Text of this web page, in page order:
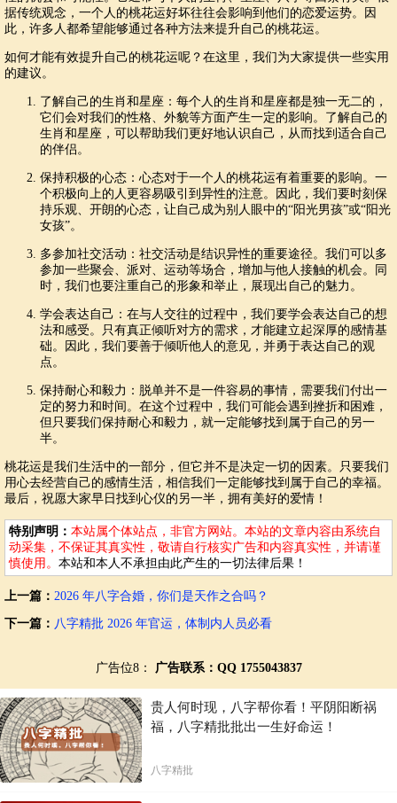
据传统观念，一个人的桃花运好坏往往会影响到他们的恋爱运势。因
此，许多人都希望能够通过各种方法来提升自己的桃花运。
如何才能有效提升自己的桃花运呢？在这里，我们为大家提供一些实用
的建议。
了解自己的生肖和星座：每个人的生肖和星座都是独一无二的，
它们会对我们的性格、外貌等方面产生一定的影响。了解自己的
生肖和星座，可以帮助我们更好地认识自己，从而找到适合自己
的伴侣。
保持积极的心态：心态对于一个人的桃花运有着重要的影响。一
个积极向上的人更容易吸引到异性的注意。因此，我们要时刻保
持乐观、开朗的心态，让自己成为别人眼中的“阳光男孩”或“阳光
女孩”。
多参加社交活动：社交活动是结识异性的重要途径。我们可以多
参加一些聚会、派对、运动等场合，增加与他人接触的机会。同
时，我们也要注重自己的形象和举止，展现出自己的魅力。
学会表达自己：在与人交往的过程中，我们要学会表达自己的想
法和感受。只有真正倾听对方的需求，才能建立起深厚的感情基
础。因此，我们要善于倾听他人的意见，并勇于表达自己的观
点。
保持耐心和毅力：脱单并不是一件容易的事情，需要我们付出一
定的努力和时间。在这个过程中，我们可能会遇到挫折和困难，
但只要我们保持耐心和毅力，就一定能够找到属于自己的另一
半。
桃花运是我们生活中的一部分，但它并不是决定一切的因素。只要我们
用心去经营自己的感情生活，相信我们一定能够找到属于自己的幸福。
最后，祝愿大家早日找到心仪的另一半，拥有美好的爱情！
特别声明： 本站属个体站点，非官方网站。本站的文章内容由系统自
动采集，不保证其真实性，敬请自行核实广告和内容真实性，并请谨
慎使用。 本站和本人不承担由此产生的一切法律后果！
上一篇： 2026 年八字合婚，你们是天作之合吗？
下一篇： 八字精批 2026 年官运，体制内人员必看
广告位8： 广告联系：QQ 1755043837
贵人何时现，八字帮你看！平阴阳断祸
福，八字精批批出一生好命运！
八字精批